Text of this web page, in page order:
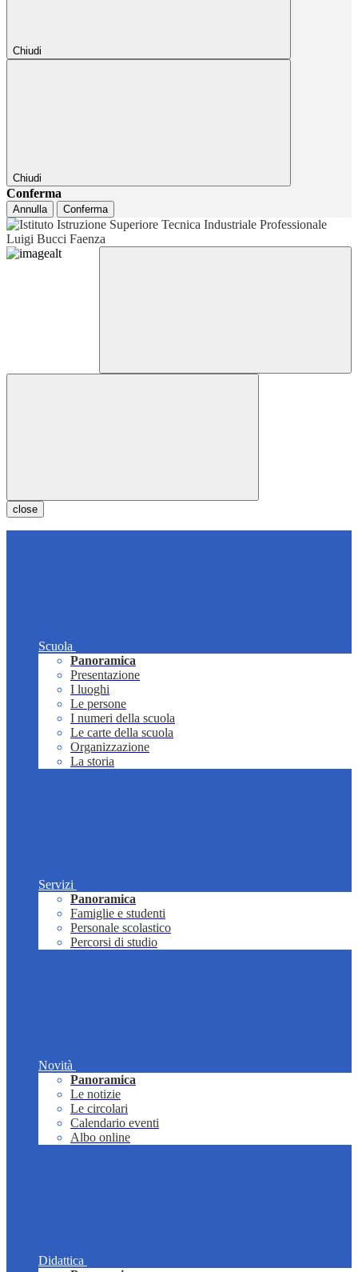
Chiudi
Chiudi
Conferma
Annulla Conferma
close
Scuola
Panoramica
Presentazione
I luoghi
Le persone
I numeri della scuola
Le carte della scuola
Organizzazione
La storia
Servizi
Panoramica
Famiglie e studenti
Personale scolastico
Percorsi di studio
Novità
Panoramica
Le notizie
Le circolari
Calendario eventi
Albo online
Didattica